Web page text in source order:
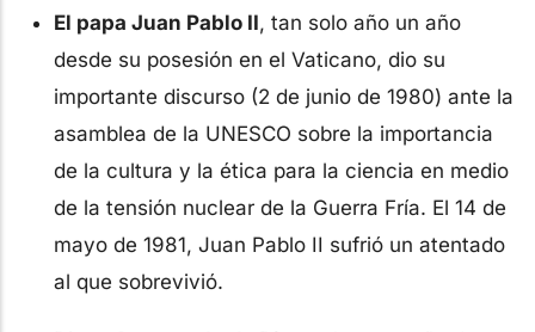
El papa Juan Pablo II, tan solo año un año
desde su posesión en el Vaticano, dio su
importante discurso (2 de junio de 1980) ante la
asamblea de la UNESCO sobre la importancia
de la cultura y la ética para la ciencia en medio
de la tensión nuclear de la Guerra Fría. El 14 de
mayo de 1981, Juan Pablo II sufrió un atentado
al que sobrevivió.